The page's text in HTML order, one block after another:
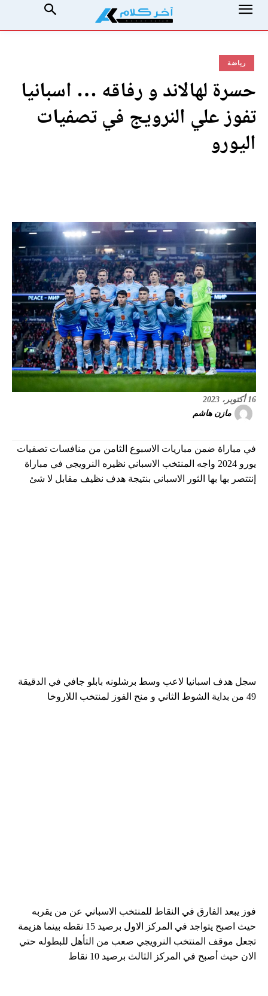
رياضة
حسرة لهالاند و رفاقه … اسبانيا
تفوز علي النرويج في تصفيات
اليورو
16 أكتوبر، 2023
مازن هاشم
في مباراة ضمن مباريات الاسبوع الثامن من منافسات تصفيات
يورو 2024 واجه المنتخب الاسباني نظيره النرويجي في مباراة
إنتتصر بها بها الثور الاسباني بنتيجة هدف نظيف مقابل لا شئ
سجل هدف اسبانيا لاعب وسط برشلونه بابلو جافي في الدقيقة
49 من بداية الشوط الثاني و منح الفوز لمنتخب اللاروخا
فوز يبعد الفارق في النقاط للمنتخب الاسباني عن من يقربه
حيث اصبح يتواجد في المركز الاول برصيد 15 نقطه بينما هزيمة
تجعل موقف المنتخب النرويجي صعب من التأهل للبطوله حتي
الان حيث أصبح في المركز الثالث برصيد 10 نقاط